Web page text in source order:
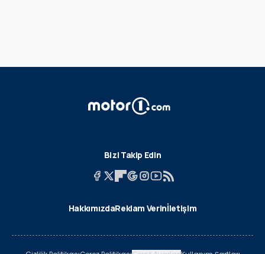
Bizi Takip Edin
HakkımızdaReklam Verinİletişim